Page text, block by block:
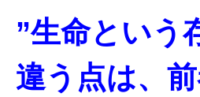
”生命という
違う点は、